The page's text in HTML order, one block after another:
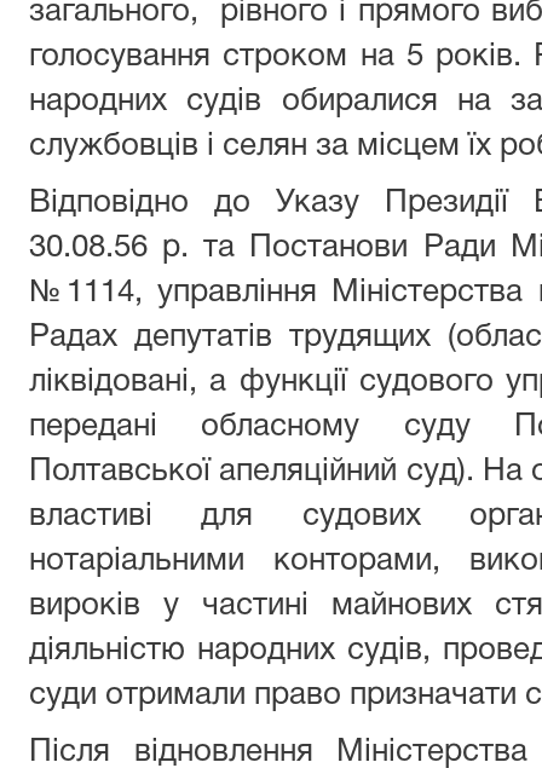
загального, рівного і прямого
голосування строком на 5 років.
народних судів обиралися на
службовців і селян за місцем їх
Відповідно до Указу
30.08.56 р. та Постанови Ради
№1114, управління
Радах депутатів трудящих
ліквідовані, а функції судового
передані обласному суду
Полтавської апеляційний суд).
властиві для судових
нотаріальними конторами,
вироків у частині майнових
діяльністю народних судів,
суди отримали право призначати
Після відновлення